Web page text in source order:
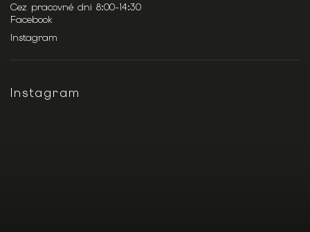
Cez pracovné dni 8:00-14:30
Facebook
Instagram
Instagram